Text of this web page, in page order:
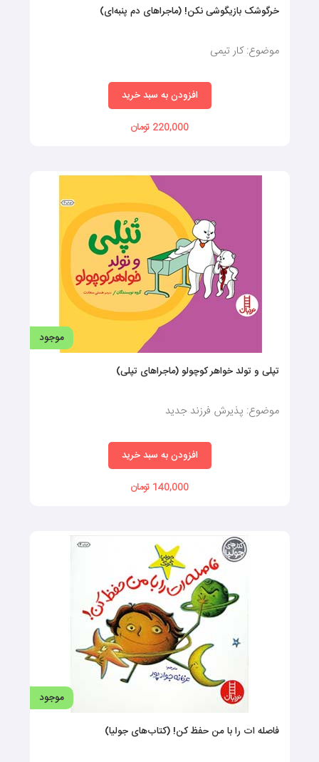
خرگوشک بازیگوشی نکن! (ماجراهای دم پنبه‌ای)
موضوع: کار تیمی
افزودن به سبد خرید
220,000 تومان
موجود
تپلی و تولد خواهر کوچولو (ماجراهای تپلی)
موضوع: پذیرش فرزند جدید
افزودن به سبد خرید
140,000 تومان
موجود
فاصله‌ ات را با من حفظ کن! (کتاب‌های جولیا)